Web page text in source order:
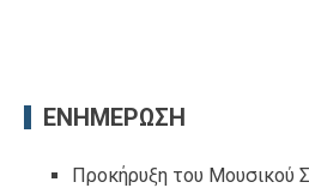
ΕΝΗΜΕΡΩΣΗ
Προκήρυξη του Μουσικού